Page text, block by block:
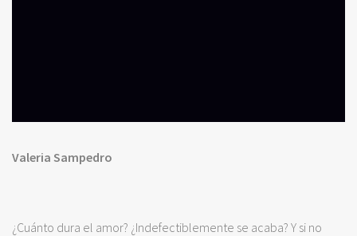
Valeria Sampedro
¿Cuánto dura el amor? ¿Indefectiblemente se acaba? Y si no